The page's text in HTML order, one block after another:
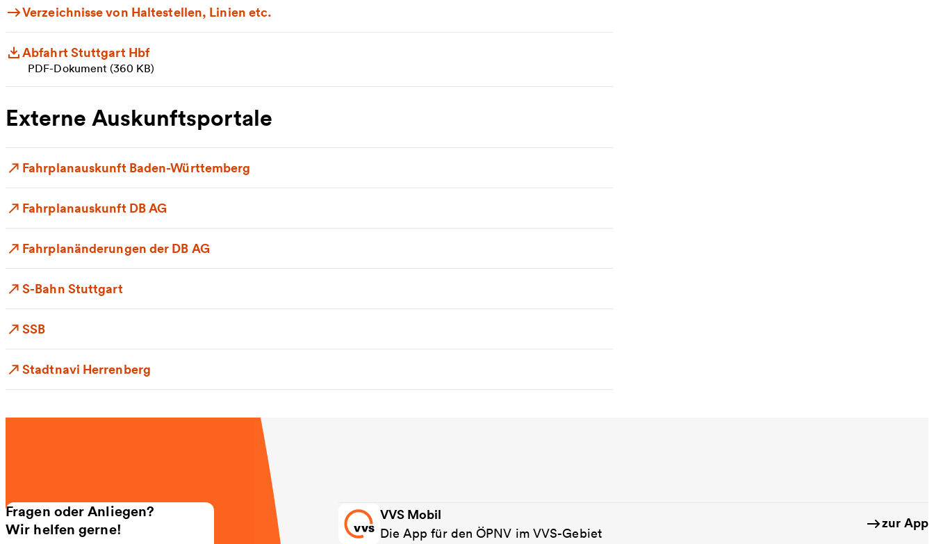
Verzeichnisse von Haltestellen, Linien etc.
Abfahrt Stuttgart Hbf
PDF-Dokument (360 KB)
Externe Auskunftsportale
Fahrplanauskunft Baden-Württemberg
Fahrplanauskunft DB AG
Fahrplanänderungen der DB AG
S-Bahn Stuttgart
SSB
Stadtnavi Herrenberg
Fragen oder Anliegen?
Wir helfen gerne!
VVS Mobil
Die App für den ÖPNV im VVS-Gebiet
zur App